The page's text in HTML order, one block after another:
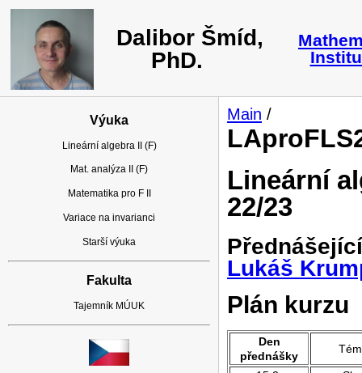
Dalibor Šmíd,
PhD.
Výuka
Lineární algebra II (F)
Mat. analýza II (F)
Matematika pro F II
Variace na invarianci
Starší výuka
Fakulta
Tajemník MÚUK
Main /
Lineární
22/23
Lukáš
Plán kurzu
Den
přednášky